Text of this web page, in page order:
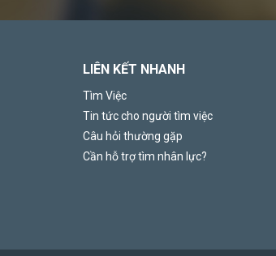
LIÊN KẾT NHANH
Tìm Việc
Tin tức cho người tìm việc
Câu hỏi thường gặp
Cần hỗ trợ tìm nhân lực?